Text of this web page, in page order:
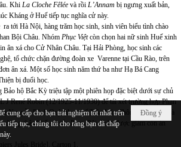
Khi La Cloche Fêlée và rồi L’Annam bị ngưng xuất bản,
Kháng ở Huế tiếp tục nghĩa cử này.
tới Hà Nội, hàng trăm học sinh, sinh viên biểu tình chào
Bội Châu. Nhóm Phục Việtcòn chọn hai nữ sinh Huế xinh
ân xá cho Cử Nhân Châu. Tại Hải Phòng, học sinh các
tổ chức chặn đường đoàn xe Varenne tại Cầu Rào, trên
ân xá. Một số học sinh năm thứ ba như Hạ Bá Cang
bị đuổi học.
Bảo hộ Bắc Kỳ triệu tập một phiên họp đặc biệt dưới sự chủ
J René Robin (12/1925-11/1930) để tái xét trường hợp Phan
Nguyễn Đình Quỳ (thay thế Trần Văn Thông, cáo bệnh) là
chung thân khổ sai của Phan Bội Châu được giảm còn án
Jules Bride], Carton 1.
Đồng ý
cung cấp cho bạn trải nghiệm tốt nhất trên
tiếp tục, chúng tôi cho rằng bạn đã chấp